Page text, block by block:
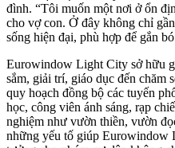
đình. “Tôi muốn một nơi ở ổn
cho vợ con. Ở đây không chỉ
sống hiện đại, phù hợp để gắn
Eurowindow Light City sở hữu
sắm, giải trí, giáo dục đến chăm
quy hoạch đồng bộ các tuyến
học, công viên ánh sáng, rạp
nghiệm như vườn thiền, vườn
những yếu tố giúp Eurowindow